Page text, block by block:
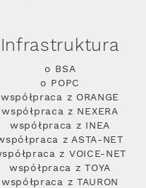
Infrastruktura
o BSA
o POPC
współpraca z ORANGE
współpraca z NEXERA
współpraca z INEA
z ASTA-NET
z VOICE-NET
współpraca z TOYA
współpraca z TAURON